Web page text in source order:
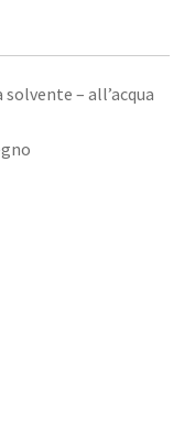
– all’acqua